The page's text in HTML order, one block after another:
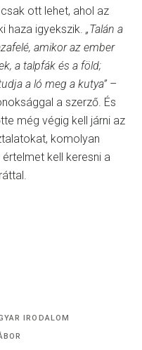
ott lehet, ahol az
haza igyekszik. „Talán a
amikor az ember
a talpfák és a föld;
a ló meg a kutya”–
a szerző. És
még végig kell járni az
komolyan
kell keresni a
IRODALOM